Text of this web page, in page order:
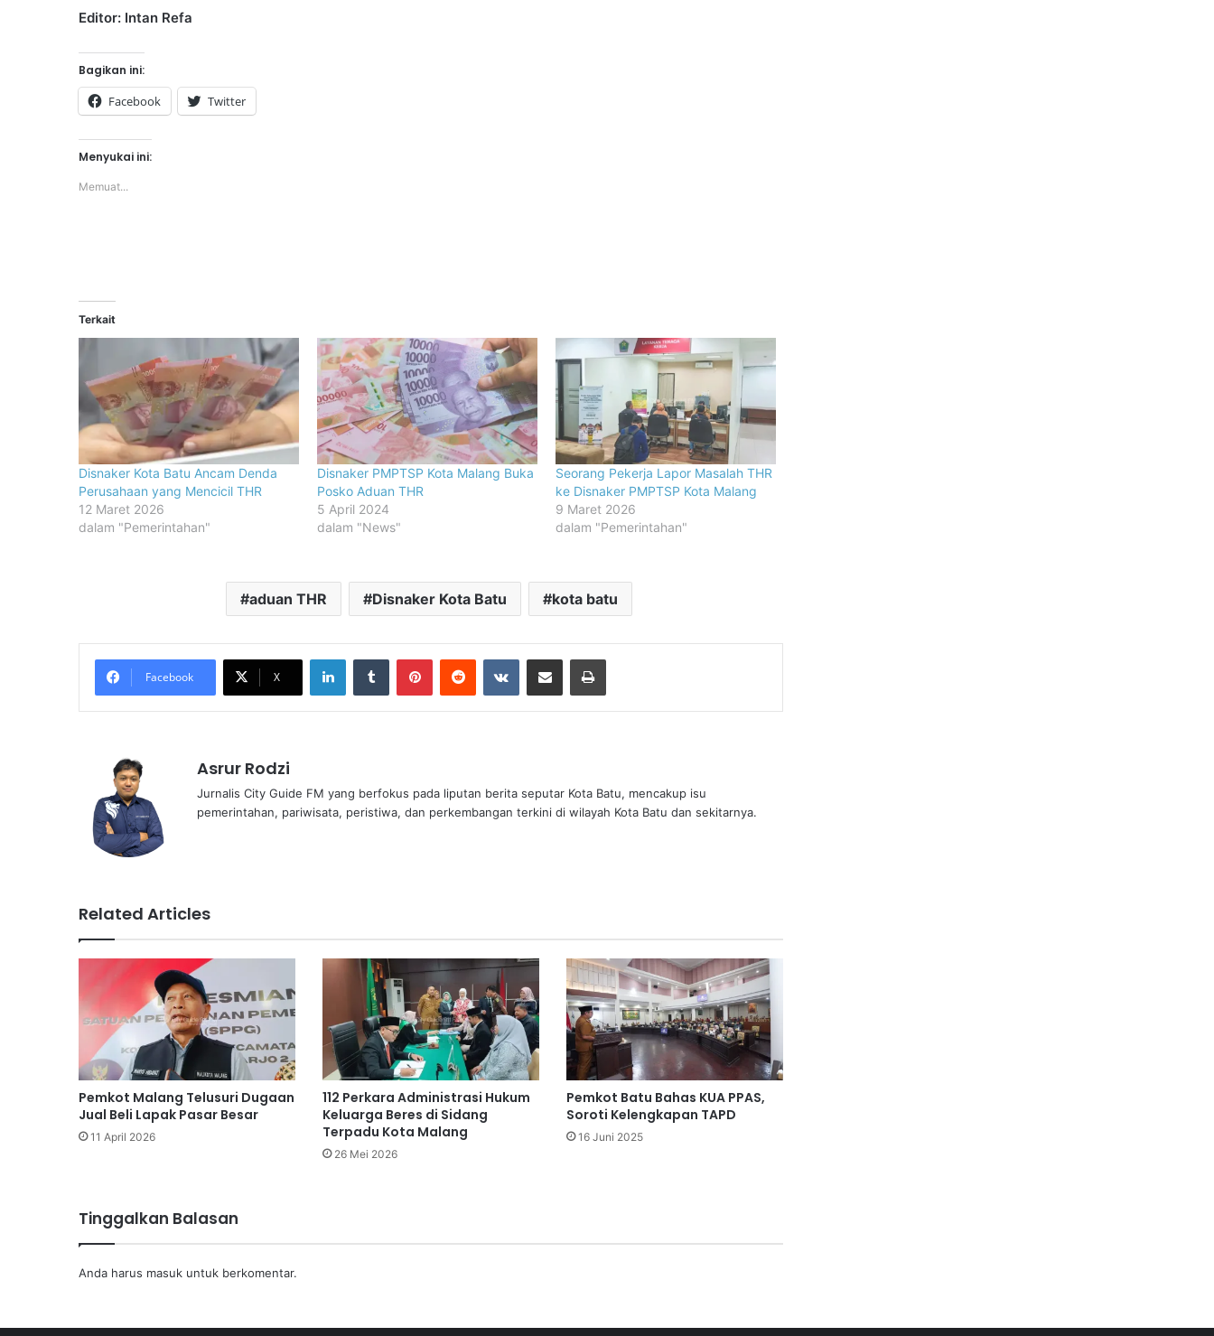
Editor: Intan Refa
Bagikan ini:
Facebook Twitter
Menyukai ini:
Memuat...
Terkait
Disnaker Kota Batu Ancam Denda
Perusahaan yang Mencicil THR
12 Maret 2026
dalam "Pemerintahan"
Disnaker PMPTSP Kota Malang Buka
Posko Aduan THR
5 April 2024
dalam "News"
Seorang Pekerja Lapor Masalah THR
ke Disnaker PMPTSP Kota Malang
9 Maret 2026
dalam "Pemerintahan"
aduan THR Disnaker Kota Batu kota batu
Facebook X
LinkedInTumblr PinterestReddit VKontakteShare via Email Print
Asrur Rodzi
Jurnalis City Guide FM yang berfokus pada liputan berita seputar Kota Batu, mencakup isu
pemerintahan, pariwisata, peristiwa, dan perkembangan terkini di wilayah Kota Batu dan sekitarnya.
Related Articles
Pemkot Malang Telusuri Dugaan
Jual Beli Lapak Pasar Besar
11 April 2026
112 Perkara Administrasi Hukum
Keluarga Beres di Sidang
Terpadu Kota Malang
26 Mei 2026
Pemkot Batu Bahas KUA PPAS,
Soroti Kelengkapan TAPD
16 Juni 2025
Tinggalkan Balasan
Anda harus masuk untuk berkomentar.